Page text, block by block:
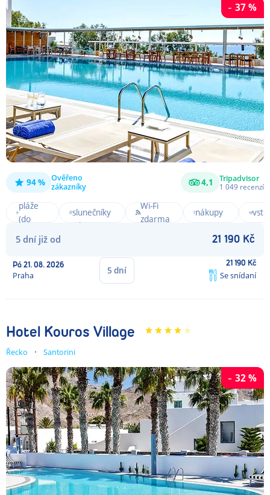
- 37%
94 % Ověřeno
zákazníky
4,1 Tripadvisor
1 049 recenzí
Blízko
pláže
(do
slunečníky
zdarma
Wi-Fi
zdarma
Noční
nákupy
dosah
5dníjiž od 21 190 Kč
Pá21. 08. 2026
Praha 5 dní
21 190 Kč
Se snídaní
Hotel Kouros Village
Řecko Santorini
- 32%